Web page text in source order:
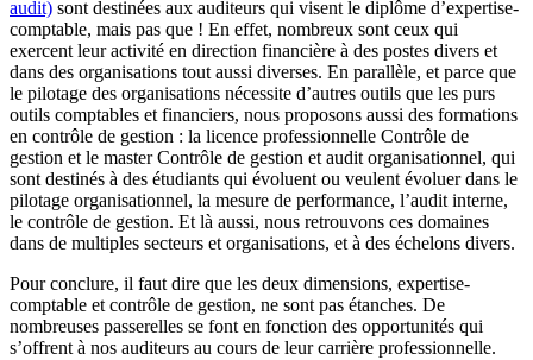
audit) sont destinées aux auditeurs qui visent le diplôme d’expertise-
comptable, mais pas que ! En effet, nombreux sont ceux qui
exercent leur activité en direction financière à des postes divers et
dans des organisations tout aussi diverses. En parallèle, et parce que
le pilotage des organisations nécessite d’autres outils que les purs
outils comptables et financiers, nous proposons aussi des formations
en contrôle de gestion : la licence professionnelle Contrôle de
gestion et le master Contrôle de gestion et audit organisationnel, qui
sont destinés à des étudiants qui évoluent ou veulent évoluer dans le
pilotage organisationnel, la mesure de performance, l’audit interne,
le contrôle de gestion. Et là aussi, nous retrouvons ces domaines
dans de multiples secteurs et organisations, et à des échelons divers.
Pour conclure, il faut dire que les deux dimensions, expertise-
comptable et contrôle de gestion, ne sont pas étanches. De
nombreuses passerelles se font en fonction des opportunités qui
s’offrent à nos auditeurs au cours de leur carrière professionnelle.